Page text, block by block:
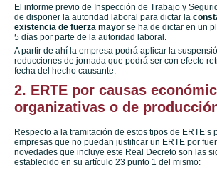
El informe previo de Inspección de Trabajo y
de disponer la autoridad laboral para dictar la
existencia de fuerza mayor se ha de dictar en un
5 días por parte de la autoridad laboral.
A partir de ahí la empresa podrá aplicar la
reducciones de jornada que podrá ser con efecto
fecha del hecho causante.
2. ERTE por causas
organizativas o de
Respecto a la tramitación de estos tipos de ERTE’s
empresas que no puedan justificar un ERTE por
novedades que incluye este Real Decreto son las
establecido en su artículo 23 punto 1 del mismo: